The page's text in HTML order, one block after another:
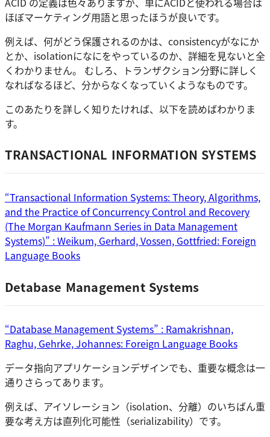
ほぼマーケティング用語と思ったほうが良いです。
例えば、何がどう保護されるのかは、consistencyがなにか
とか、isolationになにをやっているのか、詳細を見ないと全
くわかりません。 むしろ、トランザクション分野に詳しく
なればなるほど、分からなくなっていくようなものです。
このあたりを詳しく知りたければ、以下を読めばわかりま
す。
TRANSACTIONAL INFORMATION SYSTEMS
“Transactional Information Systems: Theory, Algorithms,
and the Practice of Concurrency Control and Recovery
(The Morgan Kaufmann Series in Data Management
Systems)” : Weikum, Gerhard, Vossen, Gottfried: Foreign
Language Books
Detabase Management Systems
“Database Management Systems” : Ramakrishnan,
Raghu, Gehrke, Johannes: Foreign Language Books
データ指向アプリケーションデザインでも、重要な概念は一
通りさらってあります。
例えば、アイソレーション（isolation、分離）のいちばん重
要な考え方は直列化可能性（serializability）です。